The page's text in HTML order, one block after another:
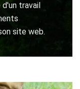
travail
site web.